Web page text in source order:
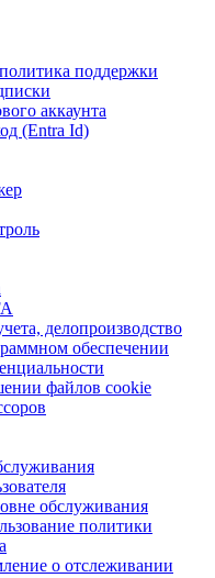
поддержки
аккаунта
(Entra Id)
делопроизводство
обеспечении
файлов cookie
обслуживания
политики
о отслеживании